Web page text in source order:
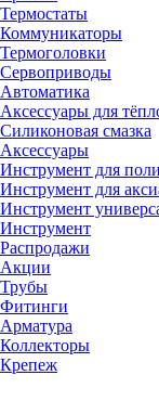
Термостаты
Коммуникаторы
Термоголовки
Сервоприводы
Автоматика
Аксессуары для
Силиконовая смазка
Аксессуары
Инструмент для
Инструмент для
Инструмент
Инструмент
Распродажи
Акции
Трубы
Фитинги
Арматура
Коллекторы
Крепеж